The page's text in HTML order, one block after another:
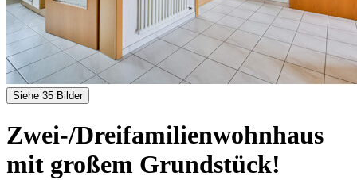
Siehe 35 Bilder
Zwei-/Dreifamilienwohnhaus
mit großem Grundstück!